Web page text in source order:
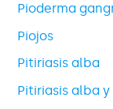
Pioderma
Piojos
Pitiriasis alba
Pitiriasis alba